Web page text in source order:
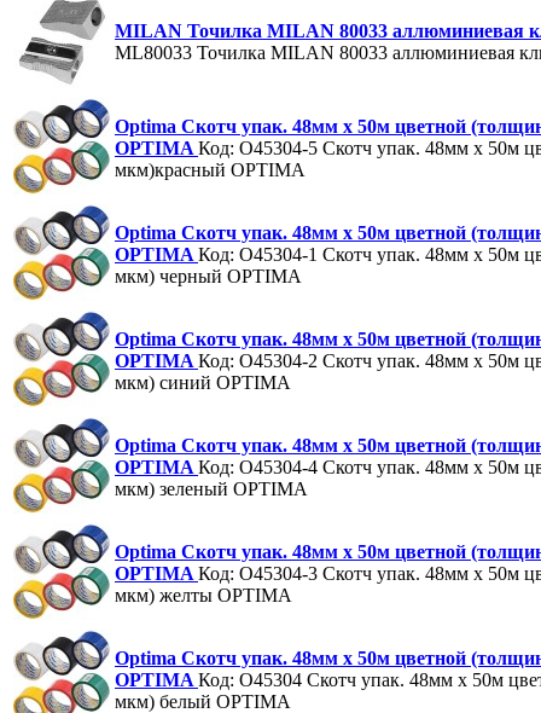
MILAN Точилка MILAN 80033 аллюминиевая
ML80033 Точилка MILAN 80033 аллюминиевая
Optima Скотч упак. 48мм x 50м цветной
OPTIMA Код: O45304-5 Скотч упак. 48мм x 50м
мкм)красный OPTIMA
Optima Скотч упак. 48мм x 50м цветной
OPTIMA Код: O45304-1 Скотч упак. 48мм x 50м
мкм) черный OPTIMA
Optima Скотч упак. 48мм x 50м цветной
OPTIMA Код: O45304-2 Скотч упак. 48мм x 50м
мкм) синий OPTIMA
Optima Скотч упак. 48мм x 50м цветной
OPTIMA Код: O45304-4 Скотч упак. 48мм x 50м
мкм) зеленый OPTIMA
Optima Скотч упак. 48мм x 50м цветной
OPTIMA Код: O45304-3 Скотч упак. 48мм x 50м
мкм) желты OPTIMA
Optima Скотч упак. 48мм x 50м цветной
OPTIMA Код: O45304 Скотч упак. 48мм x 50м
мкм) белый OPTIMA